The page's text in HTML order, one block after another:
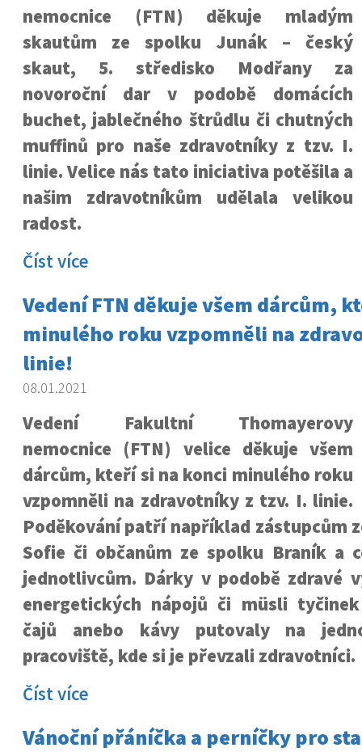
nemocnice (FTN) děkuje mladým
skautům ze spolku Junák – český
skaut, 5. středisko Modřany za
novoroční dar v podobě domácích
buchet, jablečného štrůdlu či chutných
muffinů pro naše zdravotníky z tzv. I.
linie. Velice nás tato iniciativa potěšila a
našim zdravotníkům udělala velikou
radost.
Číst více
Vedení FTN děkuje všem dárcům,
minulého roku vzpomněli na
linie!
08.01.2021
Vedení Fakultní Thomayerovy
nemocnice (FTN) velice děkuje všem
dárcům, kteří si na konci minulého roku
vzpomněli na zdravotníky z tzv. I. linie.
Poděkování patří například zástupcům
Sofie či občanům ze spolku Braník a
jednotlivcům. Dárky v podobě zdravé
energetických nápojů či müsli
čajů anebo kávy putovaly na
pracoviště, kde si je převzali zdravotníci.
Číst více
Vánoční přáníčka a perníčky pro